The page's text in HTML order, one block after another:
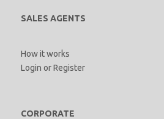
SALES AGENTS
How it works
Login orRegister
CORPORATE